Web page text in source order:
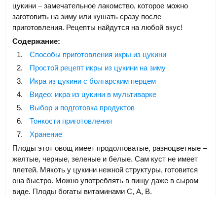
цукини – замечательное лакомство, которое можно
заготовить на зиму или кушать сразу после
приготовления. Рецепты найдутся на любой вкус!
Содержание:
Способы приготовления икры из цукини
Простой рецепт икры из цукини на зиму
Икра из цукини с болгарским перцем
Видео: икра из цукини в мультиварке
Выбор и подготовка продуктов
Тонкости приготовления
Хранение
Плоды этот овощ имеет продолговатые, разноцветные –
желтые, черные, зеленые и белые. Сам куст не имеет
плетей. Мякоть у цукини нежной структуры, готовится
она быстро. Можно употреблять в пищу даже в сыром
виде. Плоды богаты витаминами С, А, В.